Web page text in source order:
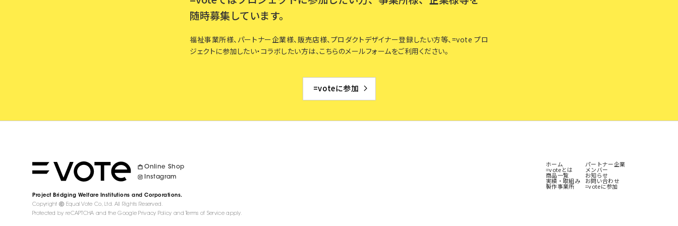
随時募集しています。
福祉事業所様、パートナー企業様、販売店様、プロダクトデザイナー登録したい方等、=vote プロ
ジェクトに参加したい・コラボしたい方は、こちらのメールフォームをご利用ください。
=voteに参加
Online Shop
Instagram
ProjectBridging Welfare Institutions and Corporations.
Copyright ⓒ Equal Vote Co, Ltd. All Rights Reserved.
Protected by reCAPTCHA and the Google Privacy Policy and Terms of Serviceapply.
ホーム
=voteとは
商品一覧
実績・取組み
製作事業所
パートナー企業
メンバー
お知らせ
お問い合わせ
=voteに参加